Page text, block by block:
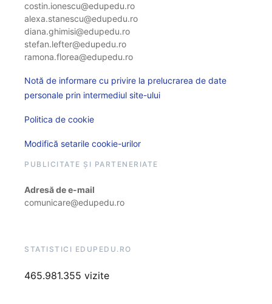
costin.ionescu@edupedu.ro
alexa.stanescu@edupedu.ro
diana.ghimisi@edupedu.ro
stefan.lefter@edupedu.ro
ramona.florea@edupedu.ro
Notă de informare cu privire la prelucrarea de date
personale prin intermediul site-ului
Politica de cookie
Modifică setarile cookie-urilor
PUBLICITATE ȘI PARTENERIATE
Adresă de e-mail
comunicare@edupedu.ro
STATISTICI EDUPEDU.RO
465.981.355 vizite